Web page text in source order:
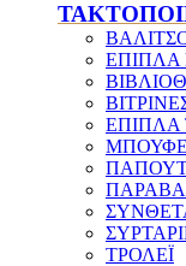
ΕΠΙΠΛΑ
ΕΠΙΠΛΑ
ΤΡΟΛΕΪ